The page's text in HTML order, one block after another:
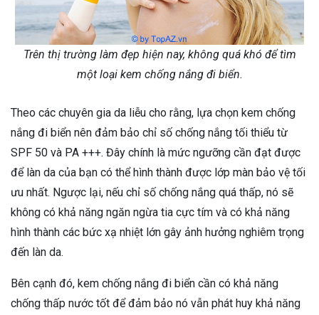
Trên thị trường làm đẹp hiện nay, không quá khó để tìm
một loại kem chống nắng đi biển.
Theo các chuyên gia da liễu cho rằng, lựa chọn kem chống
nắng đi biển nên đảm bảo chỉ số chống nắng tối thiểu từ
SPF 50 và PA +++. Đây chính là mức ngưỡng cần đạt được
để làn da của bạn có thể hình thành được lớp màn bảo vệ tối
ưu nhất. Ngược lại, nếu chỉ số chống nắng quá thấp, nó sẽ
không có khả năng ngăn ngừa tia cực tím và có khả năng
hình thành các bức xạ nhiệt lớn gây ảnh hưởng nghiêm trọng
đến làn da.
Bên cạnh đó, kem chống nắng đi biển cần có khả năng
chống thấp nước tốt để đảm bảo nó vẫn phát huy khả năng